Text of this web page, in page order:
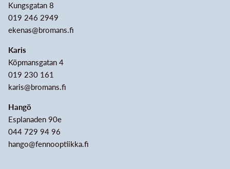
Kungsgatan 8
019 246 2949
ekenas@bromans.fi
Karis
Köpmansgatan 4
019 230 161
karis@bromans.fi
Hangö
Esplanaden 90e
044 729 94 96
hango@fennooptiikka.fi